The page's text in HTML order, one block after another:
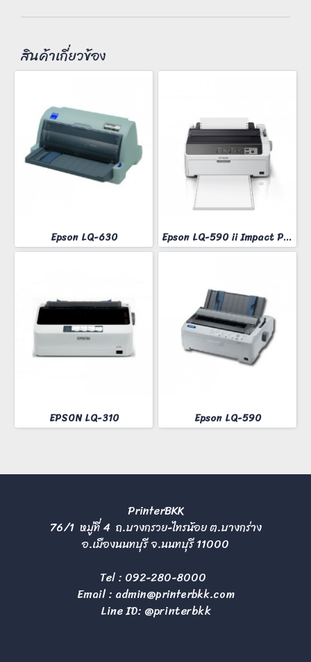
สินค้าเกี่ยวข้อง
Epson LQ-630 Epson LQ-590 ii Impact Printer
EPSON LQ-310 Epson LQ-590
PrinterBKK
76/1 หมู่ที่ 4 ถ.บางกรวย-ไทรน้อย ต.บางกร่าง
อ.เมืองนนทบุรี จ.นนทบุรี 11000
Tel : 092-280-8000
Email : admin@printerbkk.com
Line ID: @printerbkk